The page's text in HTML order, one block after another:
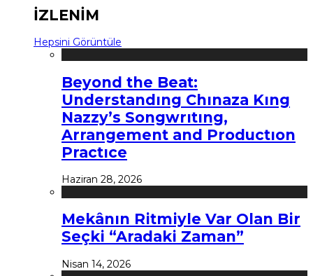
İZLENİM
Hepsini Görüntüle
Beyond the Beat:
Understandıng Chınaza Kıng
Nazzy’s Songwrıtıng,
Arrangement and Productıon
Practıce
Haziran 28, 2026
Mekânın Ritmiyle Var Olan Bir
Seçki “Aradaki Zaman”
Nisan 14, 2026